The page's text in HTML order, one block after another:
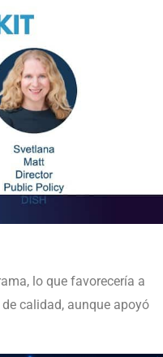
lo que favorecería a
calidad, aunque apoyó